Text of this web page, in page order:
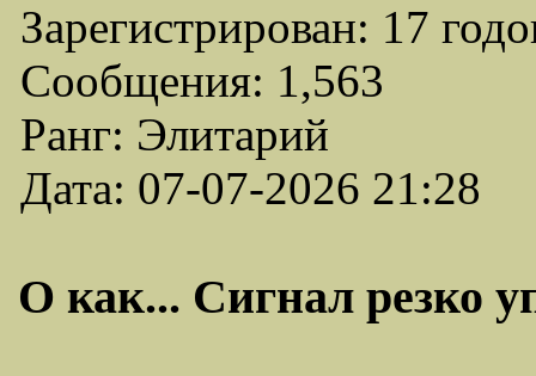
Зарегистрирован: 17
Сообщения: 1,563
Ранг: Элитарий
Дата: 07-07-2026 21:28
О как... Сигнал резко